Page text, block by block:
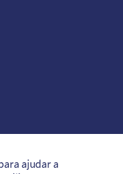
ajudar a